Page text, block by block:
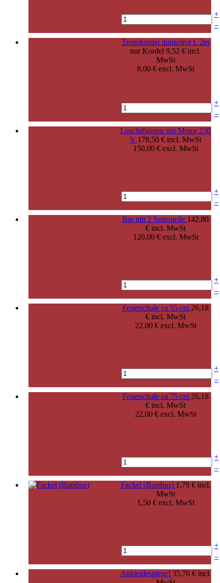
+
–
Trennkordel dunkelrot L 2m
nur Kordel 9,52 € incl.
MwSt
8,00 € excl. MwSt
+
–
Leuchtfiguren mit Motor 230
V 178,50 € incl. MwSt
150,00 € excl. MwSt
+
–
Bar mit 2 Seitenteile 142,80
€ incl. MwSt
120,00 € excl. MwSt
+
–
Feuerschale ca 55 cm 26,18
€ incl. MwSt
22,00 € excl. MwSt
+
–
Feuerschale ca 75 cm 26,18
€ incl. MwSt
22,00 € excl. MwSt
+
–
Fackel (Bambus) 1,79 € incl.
MwSt
1,50 € excl. MwSt
+
–
Ankleidespiegel 35,70 € incl.